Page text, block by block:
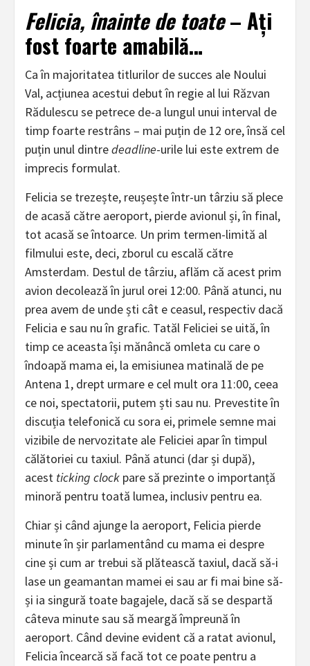
Felicia, înainte de toate– Ați
fost foarte amabilă…
Ca în majoritatea titlurilor de succes ale Noului
Val, acțiunea acestui debut în regie al lui Răzvan
Rădulescu se petrece de-a lungul unui interval de
timp foarte restrâns – mai puțin de 12 ore, însă cel
puțin unul dintredeadline-urile lui este extrem de
imprecis formulat.
Felicia se trezește, reușește într-un târziu să plece
de acasă către aeroport, pierde avionul și, în final,
tot acasă se întoarce. Un prim termen-limită al
filmului este, deci, zborul cu escală către
Amsterdam. Destul de târziu, aflăm că acest prim
avion decolează în jurul orei 12:00. Până atunci, nu
prea avem de unde ști cât e ceasul, respectiv dacă
Felicia e sau nu în grafic. Tatăl Feliciei se uită, în
timp ce aceasta își mănâncă omleta cu care o
îndoapă mama ei, la emisiunea matinală de pe
Antena 1, drept urmare e cel mult ora 11:00, ceea
ce noi, spectatorii, putem ști sau nu. Prevestite în
discuția telefonică cu sora ei, primele semne mai
vizibile de nervozitate ale Feliciei apar în timpul
călătoriei cu taxiul. Până atunci (dar și după),
acest ticking clock pare să prezinte o importanță
minoră pentru toată lumea, inclusiv pentru ea.
Chiar și când ajunge la aeroport, Felicia pierde
minute în șir parlamentând cu mama ei despre
cine și cum ar trebui să plătească taxiul, dacă să-i
lase un geamantan mamei ei sau ar fi mai bine să-
și ia singură toate bagajele, dacă să se despartă
câteva minute sau să meargă împreună în
aeroport. Când devine evident că a ratat avionul,
Felicia încearcă să facă tot ce poate pentru a